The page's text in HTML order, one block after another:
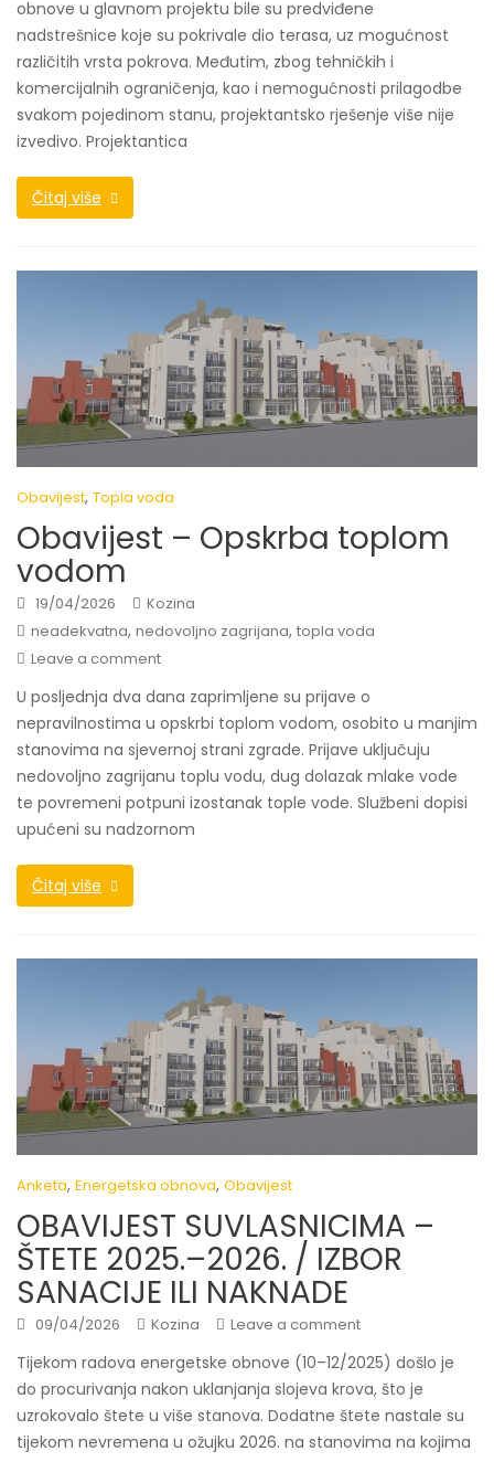
obnove u glavnom projektu bile su predviđene
nadstrešnice koje su pokrivale dio terasa, uz mogućnost
različitih vrsta pokrova. Međutim, zbog tehničkih i
komercijalnih ograničenja, kao i nemogućnosti prilagodbe
svakom pojedinom stanu, projektantsko rješenje više nije
izvedivo. Projektantica
Čitaj više
Obavijest, Topla voda
Obavijest – Opskrba toplom
vodom
19/04/2026
Kozina
neadekvatna, nedovoljno zagrijana, topla voda
Leave a comment
U posljednja dva dana zaprimljene su prijave o
nepravilnostima u opskrbi toplom vodom, osobito u manjim
stanovima na sjevernoj strani zgrade. Prijave uključuju
nedovoljno zagrijanu toplu vodu, dug dolazak mlake vode
te povremeni potpuni izostanak tople vode. Službeni dopisi
upućeni su nadzornom
Čitaj više
Anketa, Energetska obnova, Obavijest
OBAVIJEST SUVLASNICIMA –
ŠTETE 2025.–2026. / IZBOR
SANACIJE ILI NAKNADE
09/04/2026 Kozina Leave a comment
Tijekom radova energetske obnove (10–12/2025) došlo je
do procurivanja nakon uklanjanja slojeva krova, što je
uzrokovalo štete u više stanova. Dodatne štete nastale su
tijekom nevremena u ožujku 2026. na stanovima na kojima